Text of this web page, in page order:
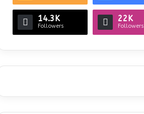
14.3K
Followers
22K
Followers